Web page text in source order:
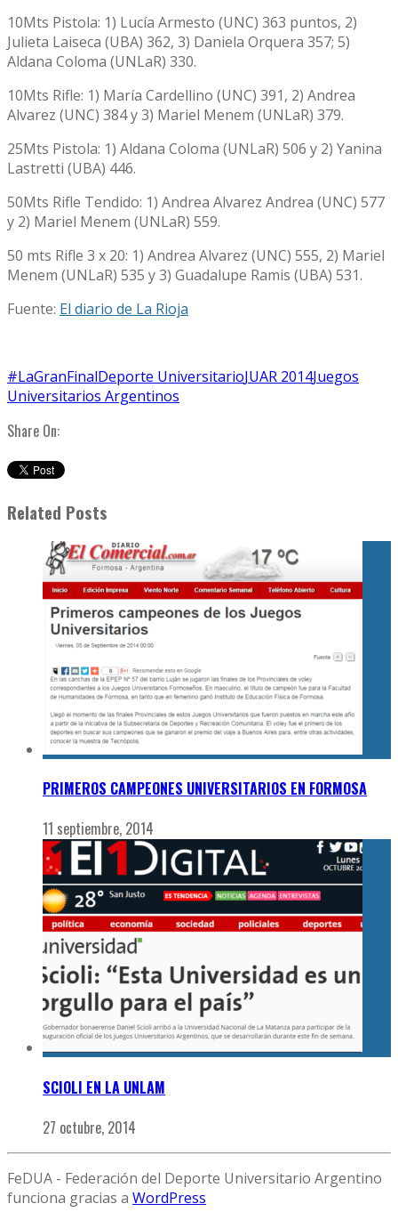
10Mts Pistola: 1) Lucía Armesto (UNC) 363 puntos, 2)
Julieta Laiseca (UBA) 362, 3) Daniela Orquera 357; 5)
Aldana Coloma (UNLaR) 330.
10Mts Rifle: 1) María Cardellino (UNC) 391, 2) Andrea
Alvarez (UNC) 384 y 3) Mariel Menem (UNLaR) 379.
25Mts Pistola: 1) Aldana Coloma (UNLaR) 506 y 2) Yanina
Lastretti (UBA) 446.
50Mts Rifle Tendido: 1) Andrea Alvarez Andrea (UNC) 577
y 2) Mariel Menem (UNLaR) 559.
50 mts Rifle 3 x 20: 1) Andrea Alvarez (UNC) 555, 2) Mariel
Menem (UNLaR) 535 y 3) Guadalupe Ramis (UBA) 531.
Fuente: El diario de La Rioja
#LaGranFinalDeporte UniversitarioJUAR 2014Juegos
Universitarios Argentinos
Share On:
Related Posts
PRIMEROS CAMPEONES UNIVERSITARIOS EN FORMOSA
11 septiembre, 2014
SCIOLI EN LA UNLAM
27 octubre, 2014
FeDUA - Federación del Deporte Universitario Argentino
funciona gracias a WordPress